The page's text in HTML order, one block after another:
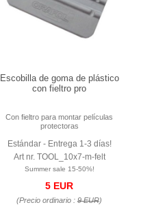
Escobilla de goma de plástico
con fieltro pro
Con fieltro para montar películas
protectoras
Estándar - Entrega 1-3 días!
Art nr. TOOL_10x7-m-felt
Summer sale 15-50%!
5 EUR
(Precio ordinario : 9 EUR)